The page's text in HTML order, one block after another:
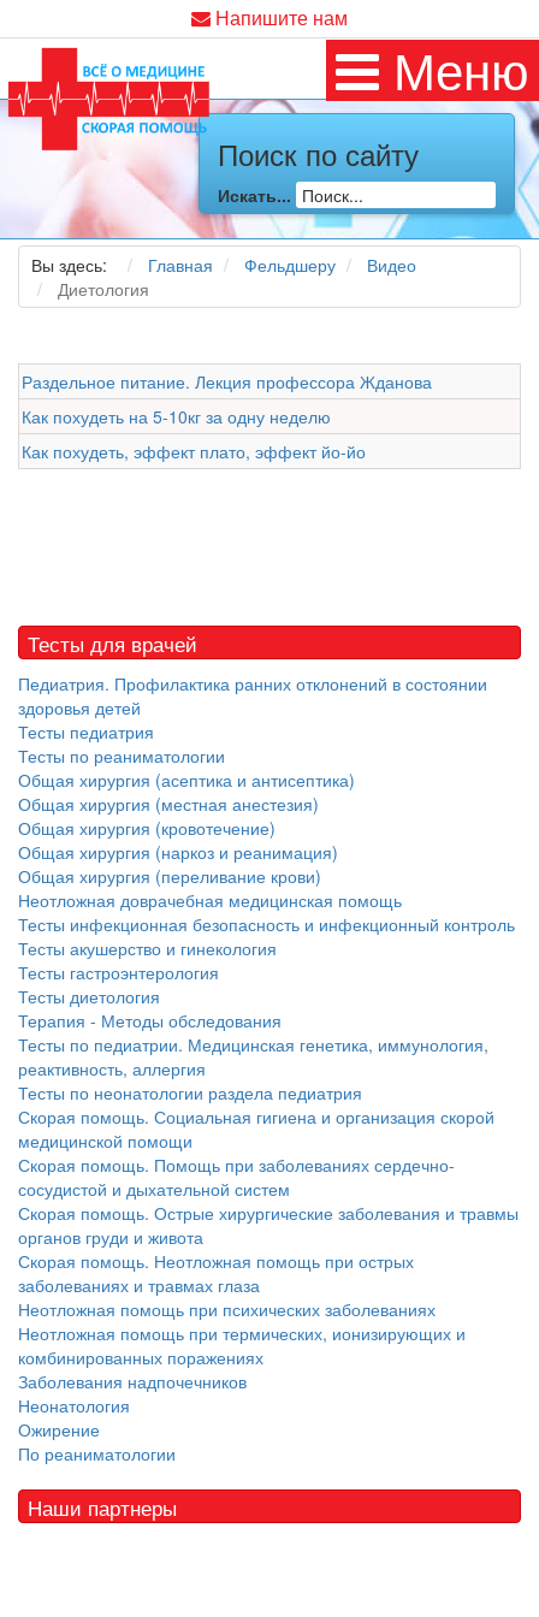
Напишите нам
Меню
Поиск по сайту
Искать...
Вы здесь: Главная Фельдшеру
Видео
Диетология
Раздельное питание. Лекция профессора Жданова
Как похудеть на 5-10кг за одну неделю
Как похудеть, эффект плато, эффект йо-йо
Тесты для врачей
Педиатрия. Профилактика ранних отклонений в состоянии
здоровья детей
Тесты педиатрия
Тесты по реаниматологии
Общая хирургия (асептика и антисептика)
Общая хирургия (местная анестезия)
Общая хирургия (кровотечение)
Общая хирургия (наркоз и реанимация)
Общая хирургия (переливание крови)
Неотложная доврачебная медицинская помощь
Тесты инфекционная безопасность и инфекционный контроль
Тесты акушерство и гинекология
Тесты гастроэнтерология
Тесты диетология
Терапия - Методы обследования
Тесты по педиатрии. Медицинская генетика, иммунология,
реактивность, аллергия
Тесты по неонатологии раздела педиатрия
Скорая помощь. Социальная гигиена и организация скорой
медицинской помощи
Скорая помощь. Помощь при заболеваниях сердечно-
сосудистой и дыхательной систем
Скорая помощь. Острые хирургические заболевания и травмы
органов груди и живота
Скорая помощь. Неотложная помощь при острых
заболеваниях и травмах глаза
Неотложная помощь при психических заболеваниях
Неотложная помощь при термических, ионизирующих и
комбинированных поражениях
Заболевания надпочечников
Неонатология
Ожирение
По реаниматологии
Наши партнеры